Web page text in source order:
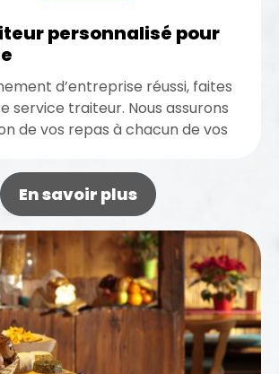
personnalisé pour
d’entreprise réussi, faites
service traiteur. Nous assurons
de vos repas à chacun de vos
En savoir plus